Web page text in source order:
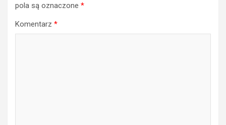
pola są oznaczone *
Komentarz *